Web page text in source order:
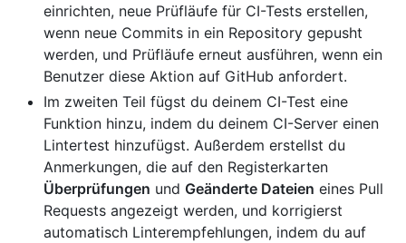
einrichten, neue Prüfläufe für CI-Tests erstellen,
wenn neue Commits in ein Repository gepusht
werden, und Prüfläufe erneut ausführen, wenn ein
Benutzer diese Aktion auf GitHub anfordert.
Im zweiten Teil fügst du deinem CI-Test eine
Funktion hinzu, indem du deinem CI-Server einen
Lintertest hinzufügst. Außerdem erstellst du
Anmerkungen, die auf den Registerkarten
Überprüfungen und Geänderte Dateien eines Pull
Requests angezeigt werden, und korrigierst
automatisch Linterempfehlungen, indem du auf